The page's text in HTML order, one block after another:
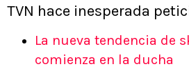
TVN hace inesperada
La nueva tendencia de
comienza en la ducha